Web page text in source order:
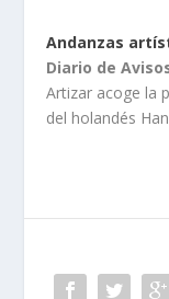
Andanzas
Diario de
Artizar acoge la
del holandés